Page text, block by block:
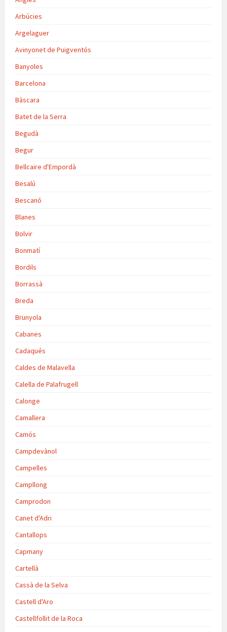
Arbúcies
Argelaguer
Avinyonet de Puigventós
Banyoles
Barcelona
Bàscara
Batet de la Serra
Begudà
Begur
Bellcaire d'Empordà
Besalú
Bescanó
Blanes
Bolvir
Bonmatí
Bordils
Borrassà
Breda
Brunyola
Cabanes
Cadaqués
Caldes de Malavella
Calella de Palafrugell
Calonge
Camallera
Camós
Campdevànol
Campelles
Campllong
Camprodon
Canet d'Adri
Cantallops
Capmany
Cartellà
Cassà de la Selva
Castell d'Aro
Castellfollit de la Roca